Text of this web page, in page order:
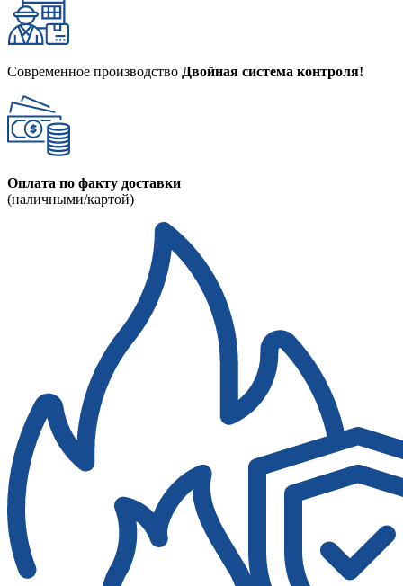
Современное производство Двойная система контроля!
Оплата по факту доставки
(наличными/картой)